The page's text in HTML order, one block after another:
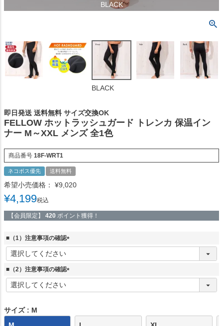
BLACK
BLACK
即日発送 送料無料 サイズ交換OK
FELLOW ホットラッシュガード トレンカ 保温イン
ナー M～XXL メンズ 全1色
商品番号 18F-WRT1
ネコポス優先 送料無料
希望小売価格： ¥9,020
¥4,199税込
【会員限定】 420 ポイント獲得！
■（1）注意事項の確認
(
須
■（2）注意事項の確認
(
サイズ
M